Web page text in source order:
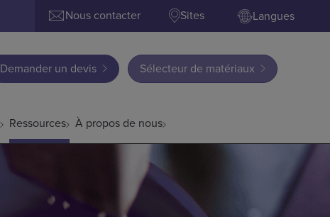
Nous contacter Sites Langues
Demander un devis Sélecteur de matériaux
Ressources À propos de nous